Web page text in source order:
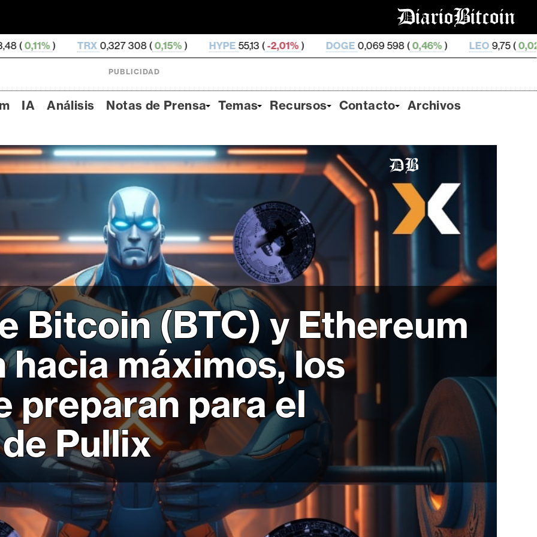
0,327 308 ( 0,15%) HYPE55,13 (-2,01%) DOGE 0,069 598 ( 0,46%) LEO9,75 (0,02% ZEC
PUBLICIDAD
IA Análisis Notas de Prensa Temas Recursos Contacto Archivos
Bitcoin (BTC) y Ethereum
hacia máximos, los
preparan para el
Pullix